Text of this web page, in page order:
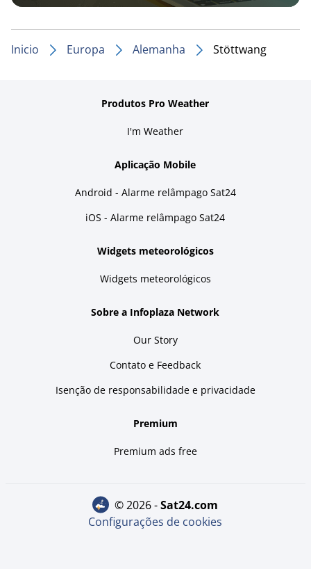
Inicio Europa Alemanha Stöttwang
Produtos Pro Weather
I'm Weather
Aplicação Mobile
Android - Alarme relâmpago Sat24
iOS - Alarme relâmpago Sat24
Widgets meteorológicos
Widgets meteorológicos
Sobre a Infoplaza Network
Our Story
Contato e Feedback
Isenção de responsabilidade e privacidade
Premium
Premium ads free
© 2026 - sat24.com
Configurações de cookies